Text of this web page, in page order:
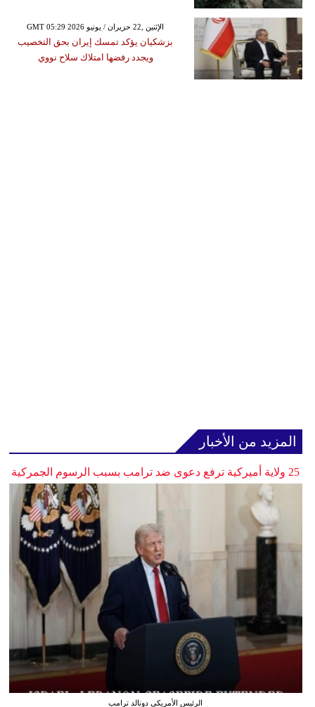
GMT 05:29 2026 الإثنين ,22 حزيران / يونيو
بزشكيان يؤكد تمسك إيران بحق التخصيب
ويجدد رفضها امتلاك سلاح نووي
المزيد من الأخبار
25 ولاية أميركية ترفع دعوى ضد ترامب بسبب الرسوم الجمركية
الرئيس الأمريكي دونالد ترامب